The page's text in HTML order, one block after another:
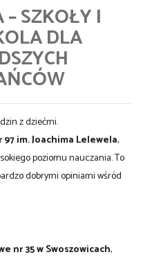
– SZKOŁY I
DLA
z dziećmi.
97 im. Joachima Lelewela,
poziomu nauczania. To
dobrymi opiniami wśród
nr 35 w Swoszowicach,